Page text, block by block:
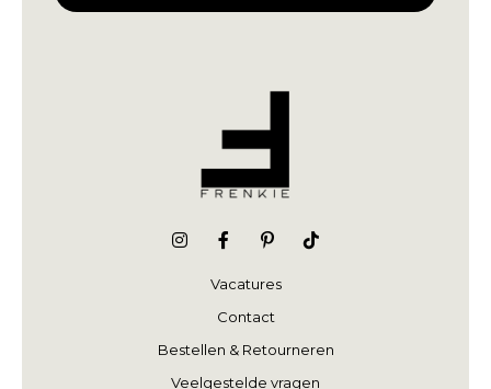
Vacatures
Contact
Bestellen & Retourneren
Veelgestelde vragen